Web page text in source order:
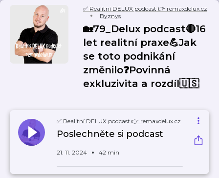
✅ Realitní DELUX podcast 👉 remaxdelux.cz
Byznys
🏡79_Delux podcast🔴16
let realitní praxe💪Jak
se toto podnikání
změnilo❓Povinná
exkluzivita a rozdíl🇺🇸
✅ Realitní DELUX podcast 👉 remaxdelux.cz
Poslechněte si podcast
21. 11. 2024 42 min